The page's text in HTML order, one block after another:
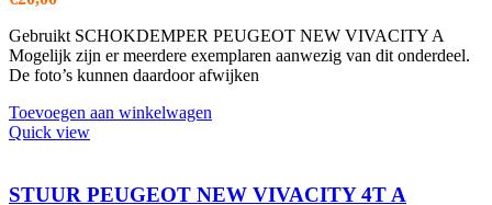
Gebruikt SCHOKDEMPER PEUGEOT NEW VIVACITY A
Mogelijk zijn er meerdere exemplaren aanwezig van dit onderdeel.
De foto’s kunnen daardoor afwijken
Toevoegen aan winkelwagen
Quick view
STUUR PEUGEOT NEW VIVACITY 4T A